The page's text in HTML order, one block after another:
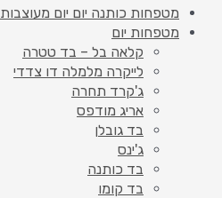
מטפחות כותנה יום יום מעוצבות
מטפחות יום
קלאה בל – בד טטרה
לייקרה מלמלה דו צדדי
ג'קרד תחרה
אריג מודפס
בד גובלן
ג'ינס
בד כותנה
בד קומו